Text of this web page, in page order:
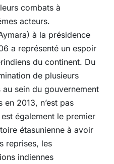
combats à
acteurs.
à la présidence
a représenté un espoir
du continent. Du
de plusieurs
sein du gouvernement
en 2013, n’est pas
également le premier
étasunienne à avoir
reprises, les
indiennes